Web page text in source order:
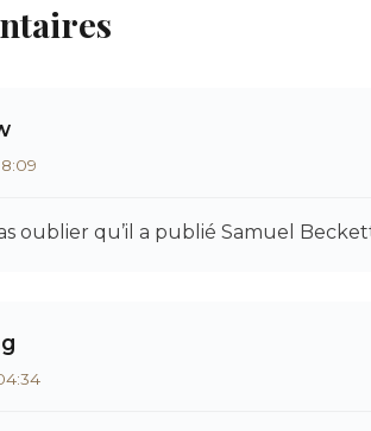
oublier qu’il a publié Samuel